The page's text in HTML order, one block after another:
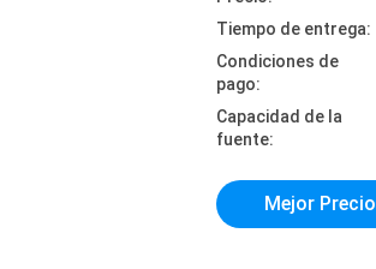
Tiempo de entrega:
Condiciones de
pago:
Capacidad de la
fuente:
Mejor Precio